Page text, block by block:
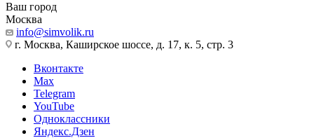
Ваш город
Москва
info@simvolik.ru
г. Москва, Каширское шоссе, д. 17, к. 5, стр. 3
Вконтакте
Max
Telegram
YouTube
Одноклассники
Яндекс.Дзен